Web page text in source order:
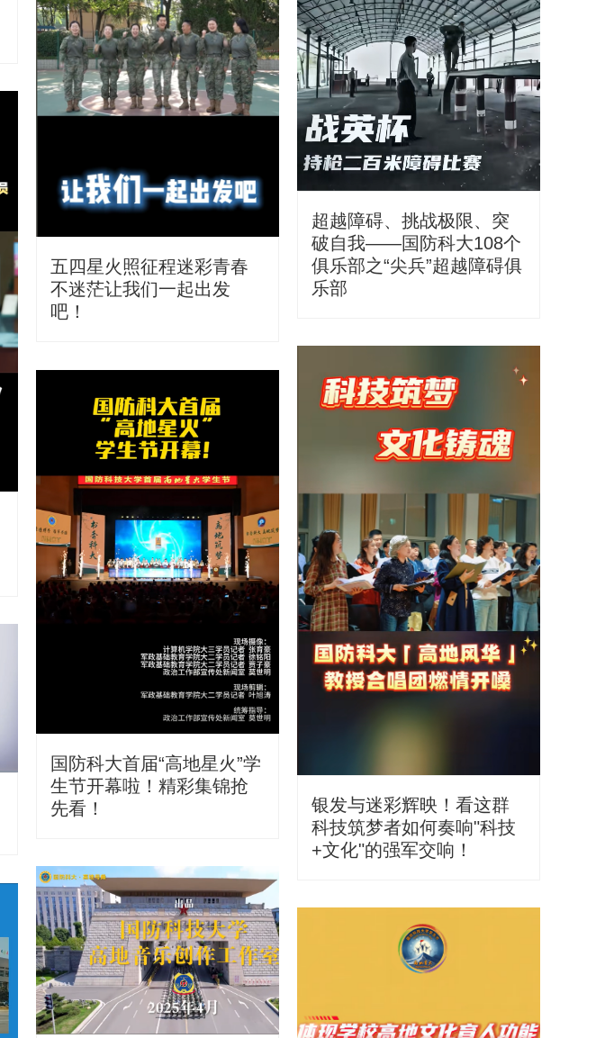
五四星火照征程迷彩青春
不迷茫让我们一起出发
吧！
超越障碍、挑战极限、突
破自我——国防科大108个
俱乐部之“尖兵”超越障碍俱
乐部
银发与迷彩辉映！看这群
科技筑梦者如何奏响"科技
+文化"的强军交响！
国防科大首届“高地星火”学
生节开幕啦！精彩集锦抢
先看！